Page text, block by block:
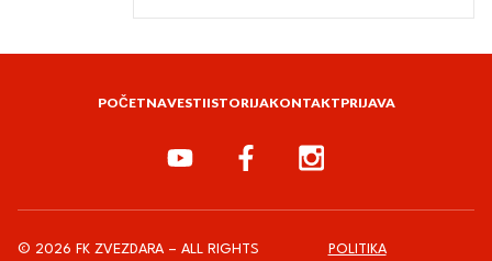
POČETNAVESTIISTORIJAKONTAKTPRIJAVA
© 2026 FK ZVEZDARA – ALL RIGHTS POLITIKA